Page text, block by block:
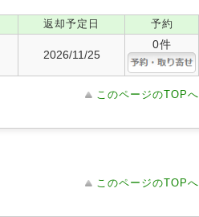
返却予定日 予約
2026/11/25
0件
このページのTOPへ
このページのTOPへ